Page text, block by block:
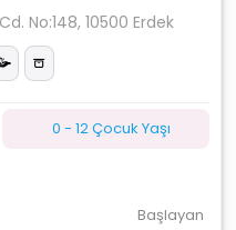
No:148, 10500 Erdek
0 - 12 Çocuk Yaşı
Başlayan